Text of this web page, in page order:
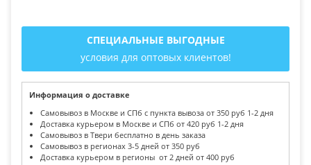
СПЕЦИАЛЬНЫЕ ВЫГОДНЫЕ
условия для оптовых клиентов!
Информация о доставке
Самовывоз в Москве и СПб с пункта вывоза от 350 руб 1-2 дня
Доставка курьером в Москве и СПб от 420 руб 1-2 дня
Самовывоз в Твери бесплатно в день заказа
Самовывоз в регионах 3-5 дней от 350 руб
Доставка курьером в регионы от 2 дней от 400 руб